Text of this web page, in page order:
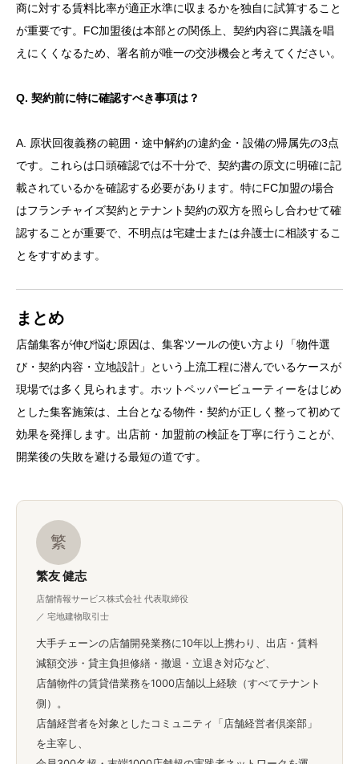
商に対する賃料比率が適正水準に収まるかを独自に試算すること
が重要です。FC加盟後は本部との関係上、契約内容に異議を唱
えにくくなるため、署名前が唯一の交渉機会と考えてください。
Q. 契約前に特に確認すべき事項は？
A. 原状回復義務の範囲・途中解約の違約金・設備の帰属先の3点
です。これらは口頭確認では不十分で、契約書の原文に明確に記
載されているかを確認する必要があります。特にFC加盟の場合
はフランチャイズ契約とテナント契約の双方を照らし合わせて確
認することが重要で、不明点は宅建士または弁護士に相談するこ
とをすすめます。
まとめ
店舗集客が伸び悩む原因は、集客ツールの使い方より「物件選
び・契約内容・立地設計」という上流工程に潜んでいるケースが
現場では多く見られます。ホットペッパービューティーをはじめ
とした集客施策は、土台となる物件・契約が正しく整って初めて
効果を発揮します。出店前・加盟前の検証を丁寧に行うことが、
開業後の失敗を避ける最短の道です。
繁
繁友 健志
店舗情報サービス株式会社 代表取締役
／ 宅地建物取引士
大手チェーンの店舗開発業務に10年以上携わり、出店・賃料
減額交渉・貸主負担修繕・撤退・立退き対応など、
店舗物件の賃貸借業務を1000店舗以上経験（すべてテナント
側）。
店舗経営者を対象としたコミュニティ「店舗経営者倶楽部」
を主宰し、